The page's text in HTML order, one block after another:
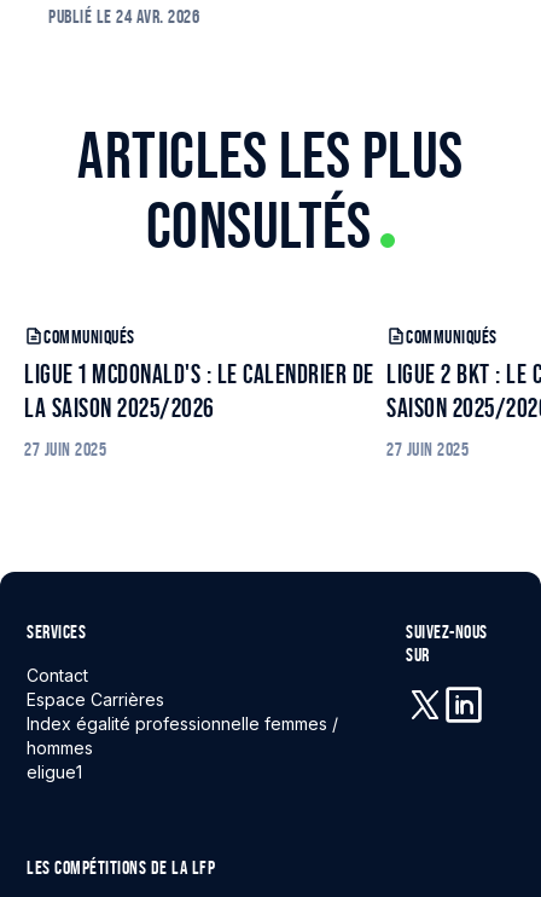
PUBLIÉ LE 24 AVR. 2026
ARTICLES LES PLUS
CONSULTÉS
COMMUNIQUÉS
LIGUE 1 MCDONALD'S : LE CALENDRIER DE
LA SAISON 2025/2026
27 JUIN 2025
COMMUNIQUÉS
LIGUE 2 BKT : LE
SAISON 2025/
27 JUIN 2025
SERVICES
Contact
Espace Carrières
Index égalité professionnelle femmes /
hommes
eligue1
SUIVEZ-NOUS
SUR
LES COMPÉTITIONS DE LA LFP